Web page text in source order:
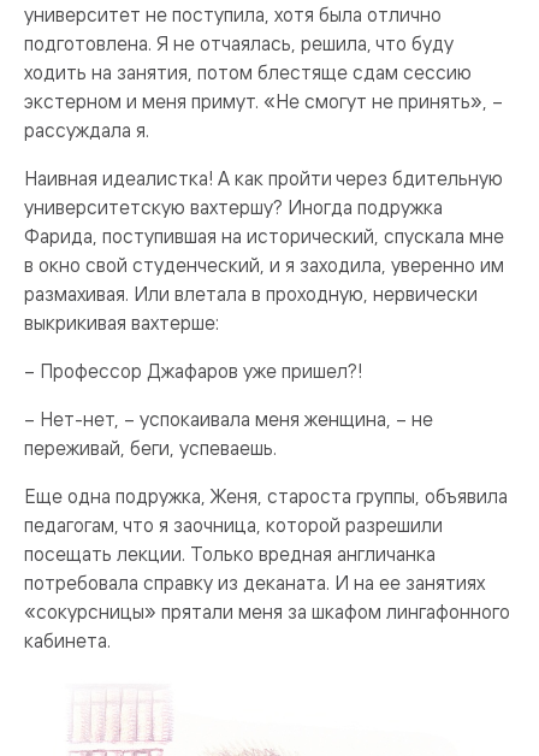
университет не поступила, хотя была отлично
подготовлена. Я не отчаялась, решила, что буду
ходить на занятия, потом блестяще сдам сессию
экстерном и меня примут. «Не смогут не принять», –
рассуждала я.
Наивная идеалистка! А как пройти через бдительную
университетскую вахтершу? Иногда подружка
Фарида, поступившая на исторический, спускала мне
в окно свой студенческий, и я заходила, уверенно им
размахивая. Или влетала в проходную, нервически
выкрикивая вахтерше:
– Профессор Джафаров уже пришел?!
– Нет-нет, – успокаивала меня женщина, – не
переживай, беги, успеваешь.
Еще одна подружка, Женя, староста группы, объявила
педагогам, что я заочница, которой разрешили
посещать лекции. Только вредная англичанка
потребовала справку из деканата. И на ее занятиях
«сокурсницы» прятали меня за шкафом лингафонного
кабинета.